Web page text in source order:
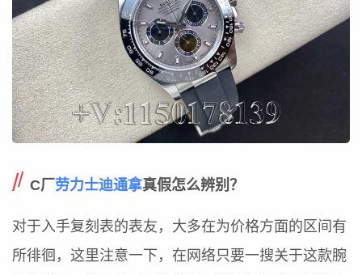
C厂劳力士迪通拿真假怎么辨别？
对于入手复刻表的表友，大多在为价格方面的区间有
所徘徊，这里注意一下，在网络只要一搜关于这款腕